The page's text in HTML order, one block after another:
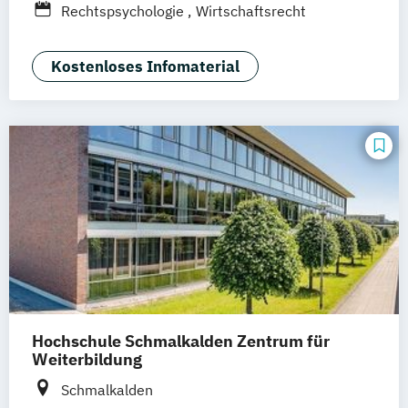
Braunschweig Erfurt
Rechtspsychologie
Wirtschaftsrecht
Kostenloses Infomaterial
Hochschule Schmalkalden Zentrum für
Weiterbildung
Schmalkalden